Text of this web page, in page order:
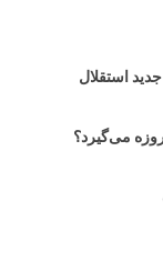
استقلال
می‌گیرد؟